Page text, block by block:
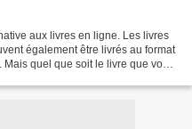
aux livres en ligne. Les livres
également être livrés au format
quel que soit le livre que vous